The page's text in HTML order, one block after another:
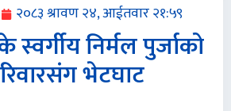
२०८३ श्रावण २४, आईतवार २१:५९
निर्मल पुर्जाको
भेटघाट